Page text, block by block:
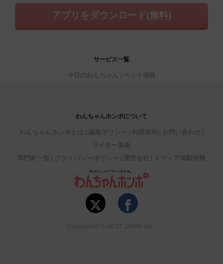
アプリをダウンロード(無料)
サービス一覧
今日のわんちゃん ペット保険
わんちゃんホンポについて
わんちゃんホンポとは 編集ポリシー 利用規約
お問い合わせ
ライター募集
専門家一覧
プライバシーポリシー 運営会社 メディア掲載情報